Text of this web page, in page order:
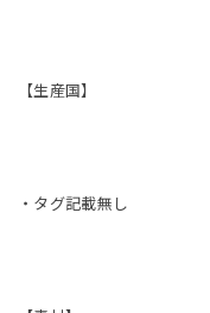
【生産国】
・タグ記載無し